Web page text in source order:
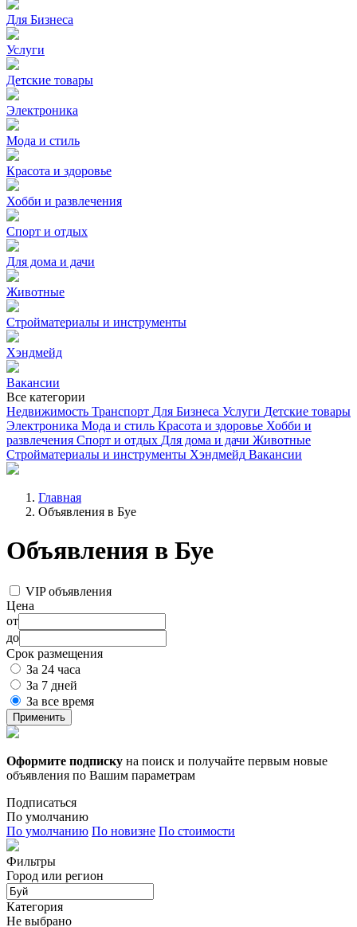
Для Бизнеса
Услуги
Детские товары
Электроника
Мода и стиль
Красота и здоровье
Хобби и развлечения
Спорт и отдых
Для дома и дачи
Животные
Стройматериалы и инструменты
Хэндмейд
Вакансии
Все категории
Недвижимость Транспорт Для Бизнеса Услуги Детские товары
Электроника Мода и стиль Красота и здоровье Хобби и
развлечения Спорт и отдых Для дома и дачи Животные
Стройматериалы и инструменты Хэндмейд Вакансии
Главная
Объявления в Буе
Объявления в Буе
VIP объявления
Цена
от
до
Срок размещения
За 24 часа
За 7 дней
За все время
Применить
Оформите подписку на поиск и получайте первым новые
объявления по Вашим параметрам
Подписаться
По умолчанию
По умолчанию По новизне По стоимости
Фильтры
Город или регион
Категория
Не выбрано